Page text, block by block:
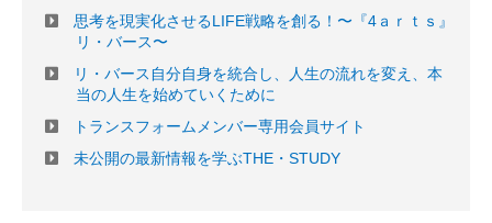
思考を現実化させるLIFE戦略を創る！〜『4ａｒｔｓ』
リ・バース〜
リ・バース自分自身を統合し、人生の流れを変え、本
当の人生を始めていくために
トランスフォームメンバー専用会員サイト
未公開の最新情報を学ぶTHE・STUDY